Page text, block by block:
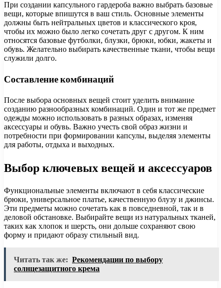
При создании капсульного гардероба важно выбрать базовые
вещи, которые впишутся в ваш стиль. Основные элементы
должны быть нейтральных цветов и классического кроя,
чтобы их можно было легко сочетать друг с другом. К ним
относятся базовые футболки, блузки, брюки, юбки, жакеты и
обувь. Желательно выбирать качественные ткани, чтобы вещи
служили долго.
Составление комбинаций
После выбора основных вещей стоит уделить внимание
созданию разнообразных комбинаций. Один и тот же предмет
одежды можно использовать в разных образах, изменяя
аксессуары и обувь. Важно учесть свой образ жизни и
потребности при формировании капсулы, выделяя элементы
для работы, отдыха и выходных.
Выбор ключевых вещей и аксессуаров
Функциональные элементы включают в себя классические
брюки, универсальное платье, качественную блузу и джинсы.
Эти предметы можно сочетать как в повседневной, так и в
деловой обстановке. Выбирайте вещи из натуральных тканей,
таких как хлопок и шерсть, они дольше сохраняют свою
форму и придают образу стильный вид.
Читать так же: Рекомендации по выбору
солнцезащитного крема